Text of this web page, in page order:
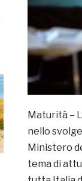
Maturità –
nello
Ministero
tema di